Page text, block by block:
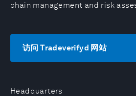
Headquarters
chain management and risk
访问 Tradeverifyd 网站